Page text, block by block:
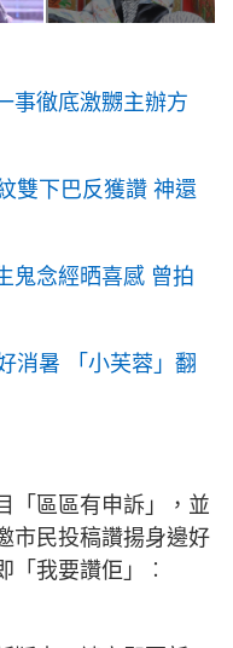
事徹底激嬲主辦方
雙下巴反獲讚 神還
鬼念經晒喜感 曾拍
消暑 「小芙蓉」翻
「區區有申訴」，並
市民投稿讚揚身邊好
「我要讚佢」︰